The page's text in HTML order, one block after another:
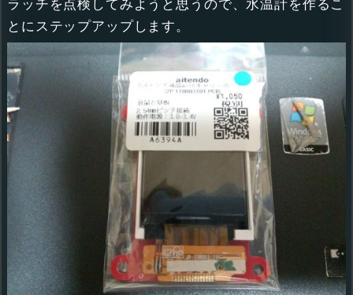
ラッチを点検してみようと思うので、水温計を作るこ
とにステップアップします。